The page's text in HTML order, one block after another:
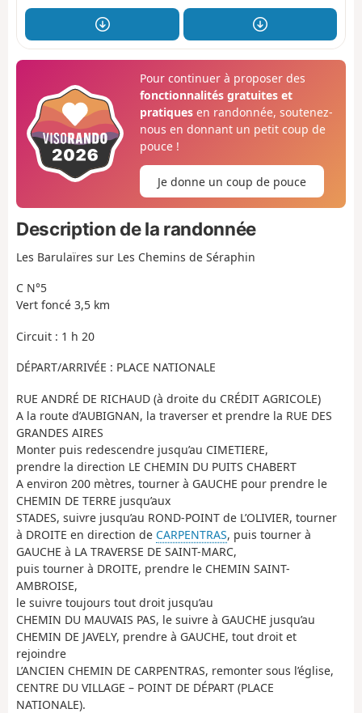
Pour continuer à proposer des
fonctionnalités gratuites et
pratiquesen randonnée, soutenez-
nous en donnant un petit coup de
pouce !
Je donne un coup de pouce
Description de la randonnée
Les Barulaïres sur Les Chemins de Séraphin
C N°5
Vert foncé 3,5 km
Circuit : 1 h 20
DÉPART/ARRIVÉE : PLACE NATIONALE
RUE ANDRÉ DE RICHAUD (à droite du CRÉDIT AGRICOLE)
A la route d’AUBIGNAN, la traverser et prendre la RUE DES
GRANDES AIRES
Monter puis redescendre jusqu’au CIMETIERE,
prendre la direction LE CHEMIN DU PUITS CHABERT
A environ 200 mètres, tourner à GAUCHE pour prendre le
CHEMIN DE TERRE jusqu’aux
STADES, suivre jusqu’au ROND-POINT de L’OLIVIER, tourner
à DROITE en direction de CARPENTRAS, puis tourner à
GAUCHE à LA TRAVERSE DE SAINT-MARC,
puis tourner à DROITE, prendre le CHEMIN SAINT-
AMBROISE,
le suivre toujours tout droit jusqu’au
CHEMIN DU MAUVAIS PAS, le suivre à GAUCHE jusqu’au
CHEMIN DE JAVELY, prendre à GAUCHE, tout droit et
rejoindre
L’ANCIEN CHEMIN DE CARPENTRAS, remonter sous l’église,
CENTRE DU VILLAGE – POINT DE DÉPART (PLACE
NATIONALE).